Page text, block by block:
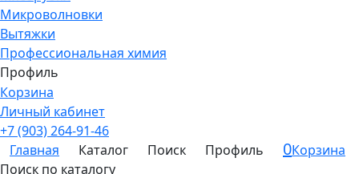
Микроволновки
Вытяжки
Профессиональная химия
Профиль
Корзина
Личный кабинет
+7 (903) 264-91-46
Главная
Каталог Поиск Профиль 0Корзина
Поиск по каталогу